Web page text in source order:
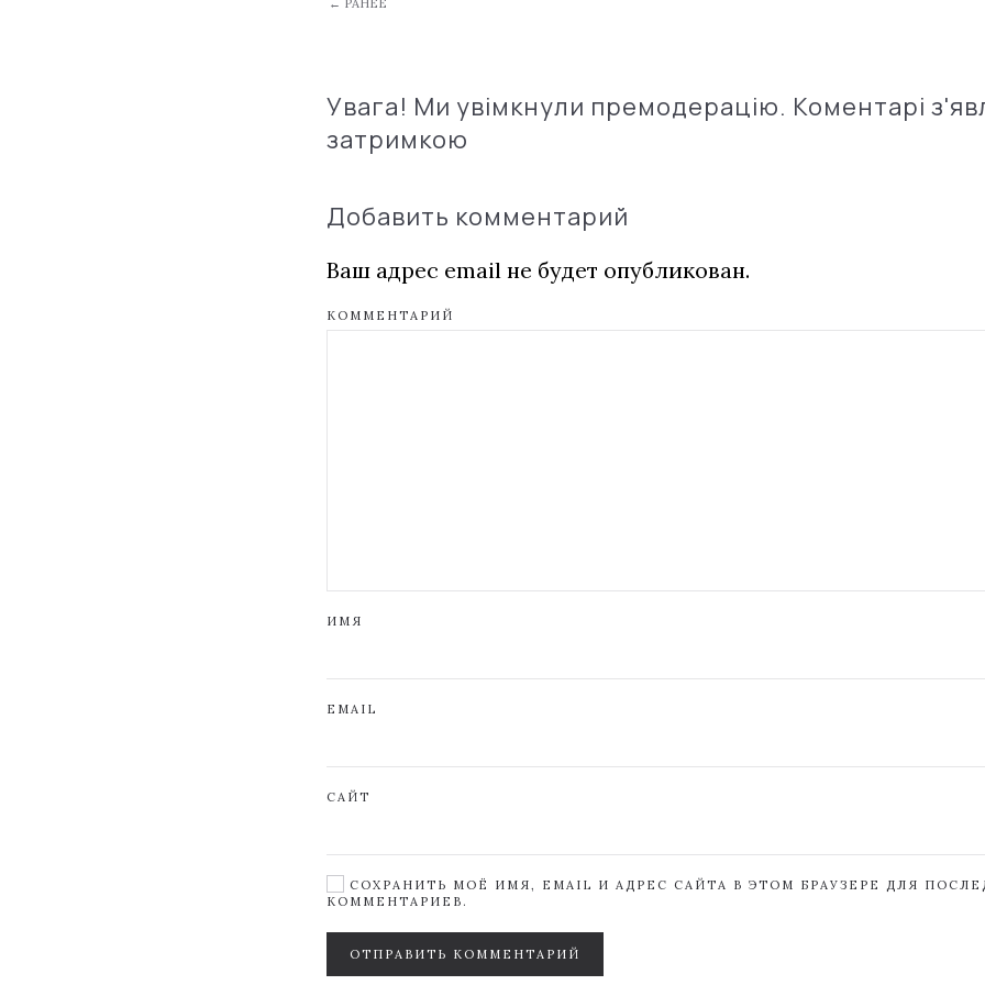
← РАНЕЕ
Увага! Ми увімкнули премодерацію. Коментарі
затримкою
Добавить комментарий
Ваш адрес email не будет опубликован.
КОММЕНТАРИЙ
ИМЯ
EMAIL
САЙТ
СОХРАНИТЬ МОЁ ИМЯ, EMAIL И АДРЕС САЙТА В ЭТОМ БРАУЗЕРЕ ДЛЯ
КОММЕНТАРИЕВ.
ОТПРАВИТЬ КОММЕНТАРИЙ